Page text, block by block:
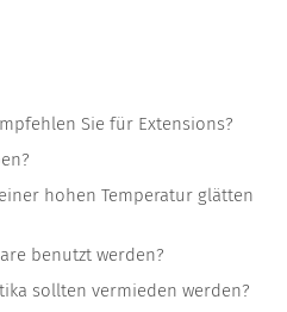
Sie für Extensions?
hohen Temperatur glätten
benutzt werden?
sollten vermieden werden?